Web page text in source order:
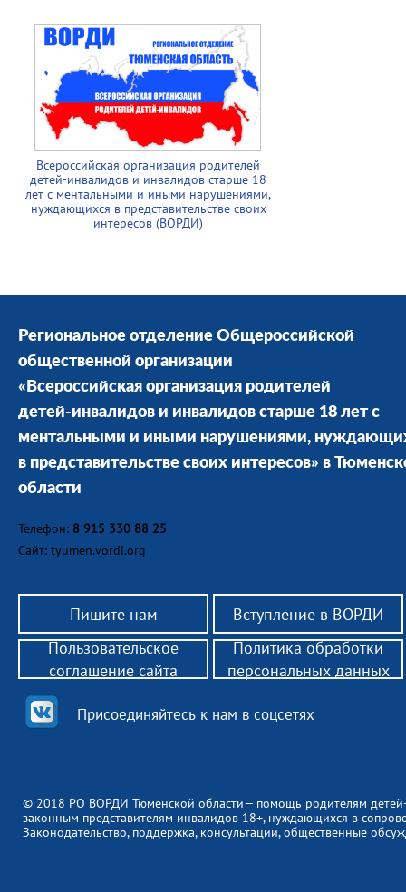
Всероссийская организация родителей
детей-инвалидов и инвалидов старше 18
лет с ментальными и иными нарушениями,
нуждающихся в представительстве своих
интересов (ВОРДИ)
Региональное отделение Общероссийской
общественной организации
«Всероссийская организация родителей
детей-инвалидов и инвалидов старше 18 лет с
ментальными и иными нарушениями,
в представительстве своих интересов» в
области
Телефон: 8 915 330 88 25
Сайт: tyumen.vordi.org
Пишите нам Вступление в ВОРДИ
© 2018 РО ВОРДИ Тюменской области— помощь родителям
законным представителям инвалидов 18+, нуждающихся в
Законодательство, поддержка, консультации, общественные
Присоединяйтесь к нам в соцсетях
Пользовательское
соглашение сайта
Политика обработки
персональных данных